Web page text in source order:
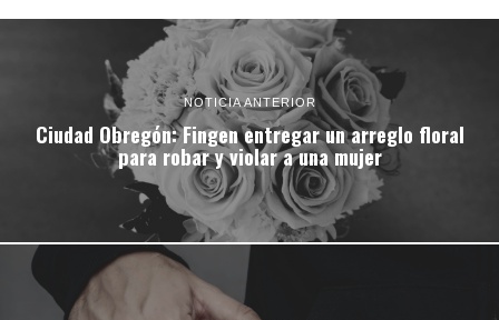
NOTICIA ANTERIOR
Ciudad Obregón: Fingen entregar un arreglo floral
para robar y violar a una mujer